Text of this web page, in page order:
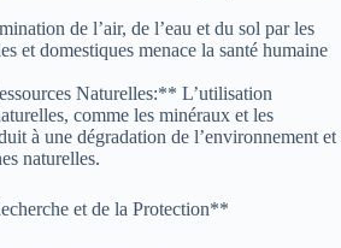
de l’air, de l’eau et du sol par les
et domestiques menace la santé humaine
Naturelles:** L’utilisation
comme les minéraux et les
à une dégradation de l’environnement et
naturelles.
et de la Protection**